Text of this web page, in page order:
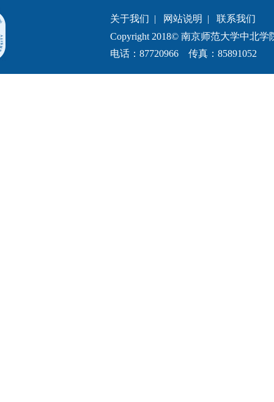
关于我们 | 网站说明 | 联系我们
Copyright 2018© 南京师范大学中北学
电话：87720966 传真：85891052